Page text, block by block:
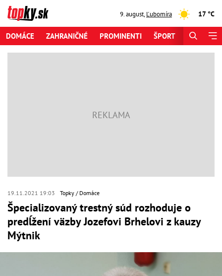
9. august,Ľubomíra 17 °C
DOMÁCE ZAHRANIČNÉ PROMINENTI ŠPORT
19.11.2021 19:03 Topky Domáce
Špecializovaný trestný súd rozhoduje o
predĺžení väzby Jozefovi Brhelovi z kauzy
Mýtnik